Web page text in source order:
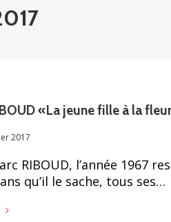
«La jeune fille à la
2017
RIBOUD, l’année 1967
qu’il le sache, tous ses…